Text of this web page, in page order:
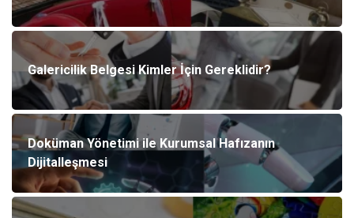
Galericilik Belgesi Kimler İçin Gereklidir?
Doküman Yönetimi ile Kurumsal Hafızanın
Dijitalleşmesi